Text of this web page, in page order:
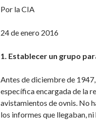
Por la CIA
24 de enero 2016
1. Establecer un grupo
Antes de diciembre de
específica encargada de la
avistamientos de ovnis. No
los informes que llegaban,